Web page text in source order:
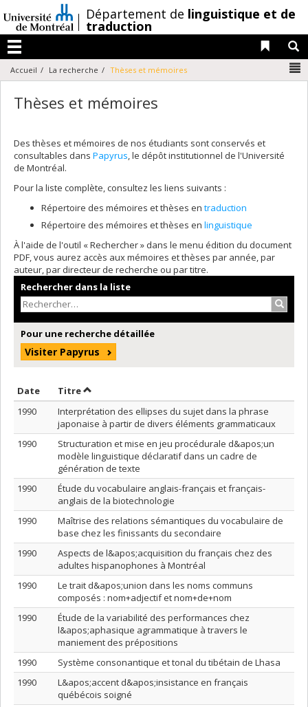
au
contenu
/Département de linguistique et de
traduction
Menu
Liens
Accueil La recherche Thèses et mémoires
Thèses et mémoires
Des thèses et mémoires de nos étudiants sont conservés et
consultables dans Papyrus, le dépôt institutionnel de l'Université
de Montréal.
Pour la liste complète, consultez les liens suivants :
Répertoire des mémoires et thèses en traduction
Répertoire des mémoires et thèses en linguistique
À l'aide de l'outil « Rechercher » dans le menu édition du document
PDF, vous aurez accès aux mémoires et thèses par année, par
auteur, par directeur de recherche ou par titre.
Rechercher dans la liste
Pour une recherche détaillée
Visiter Papyrus
Date Trier par date en ordre croissant
TitreTrier par titre en ordre croissant
1990
Interprétation des ellipses du sujet dans la phrase
japonaise à partir de divers éléments grammaticaux
1990
Structuration et mise en jeu procédurale d&apos;un
modèle linguistique déclaratif dans un cadre de
génération de texte
1990
Étude du vocabulaire anglais-français et français-
anglais de la biotechnologie
1990
Maîtrise des relations sémantiques du vocabulaire de
base chez les finissants du secondaire
1990
Aspects de l&apos;acquisition du français chez des
adultes hispanophones à Montréal
1990
Le trait d&apos;union dans les noms communs
composés : nom+adjectif et nom+de+nom
1990
Étude de la variabilité des performances chez
l&apos;aphasique agrammatique à travers le
maniement des prépositions
1990
Système consonantique et tonal du tibétain de Lhasa
1990
L&apos;accent d&apos;insistance en français
québécois soigné